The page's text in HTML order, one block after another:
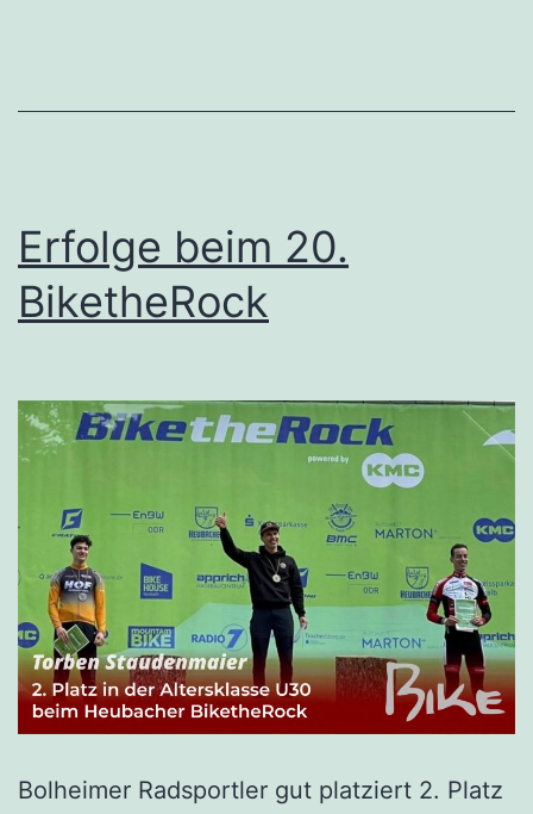
Erfolge beim 20.
BiketheRock
Bolheimer Radsportler gut platziert 2. Platz